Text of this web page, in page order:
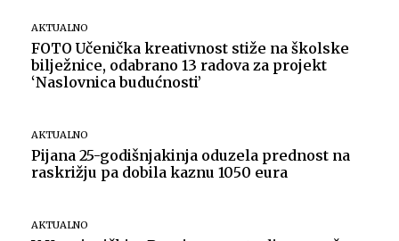
AKTUALNO
FOTO Učenička kreativnost stiže na školske
bilježnice, odabrano 13 radova za projekt
‘Naslovnica budućnosti’
AKTUALNO
Pijana 25-godišnjakinja oduzela prednost na
raskrižju pa dobila kaznu 1050 eura
AKTUALNO